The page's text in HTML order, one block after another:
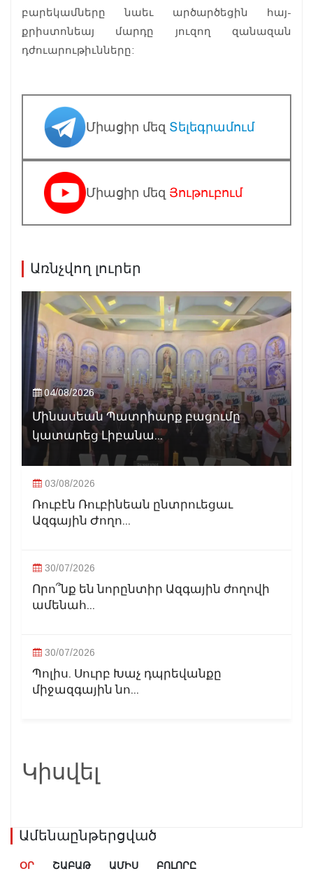
բարեկամները նաեւ արծարծեցին հայ-
քրիստոնեայ մարդը յուզող զանազան
դժուարութիւնները:
Միացիր մեզ Տելեգրամում
Միացիր մեզ Յութուբում
Առնչվող լուրեր
04/08/2026
Մինասեան Պատրիարք բացումը
կատարեց Լիբանա...
03/08/2026
Ռուբէն Ռուբինեան ընտրուեցաւ
Ազգային Ժողո...
30/07/2026
Որո՞նք են նորընտիր Ազգային ժողովի
ամենահ...
30/07/2026
Պոլիս. Սուրբ Խաչ դպրեվանքը
միջազգային նո...
Կիսվել
Ամենաընթերցված
ՕՐ ՇԱԲԱԹ ԱՄԻՍ ԲՈԼՈՐԸ